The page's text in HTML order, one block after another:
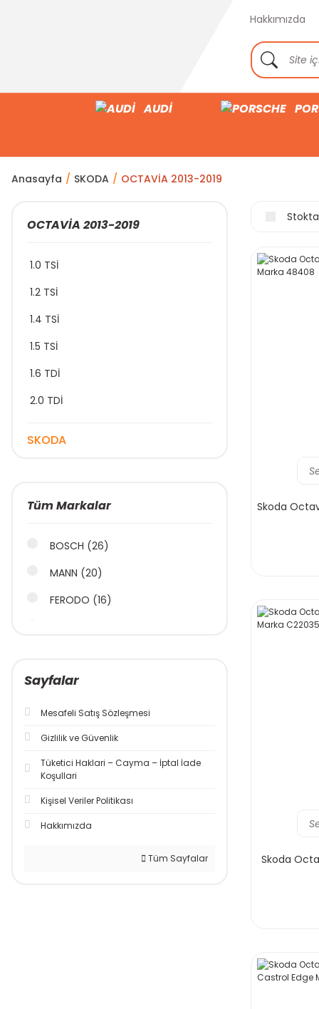
Hakkımızda
AUDİ
Anasayfa SKODA OCTAVİA 2013-2019
OCTAVİA 2013-2019
1.0 TSİ
1.2 TSİ
1.4 TSİ
1.5 TSİ
1.6 TDİ
2.0 TDİ
SKODA
Tüm Markalar
BOSCH (26)
MANN (20)
FERODO (16)
CASTROL (6)
TOTAL (6)
NGK (4)
GEBA (3)
Sayfalar
Mesafeli Satış Sözleşmesi
Gizlilik ve Güvenlik
Tüketici Haklari – Cayma – İptal İade
Koşullari
Kişisel Veriler Politikası
Hakkımızda
Tüm Sayfalar
Skoda
Skoda